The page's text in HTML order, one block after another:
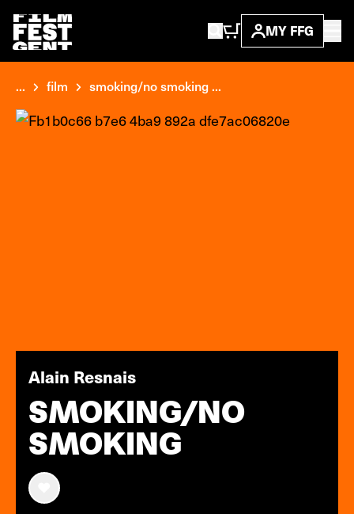
MY FFG
... film smoking/no smoking ...
Alain Resnais
SMOKING/NO
SMOKING